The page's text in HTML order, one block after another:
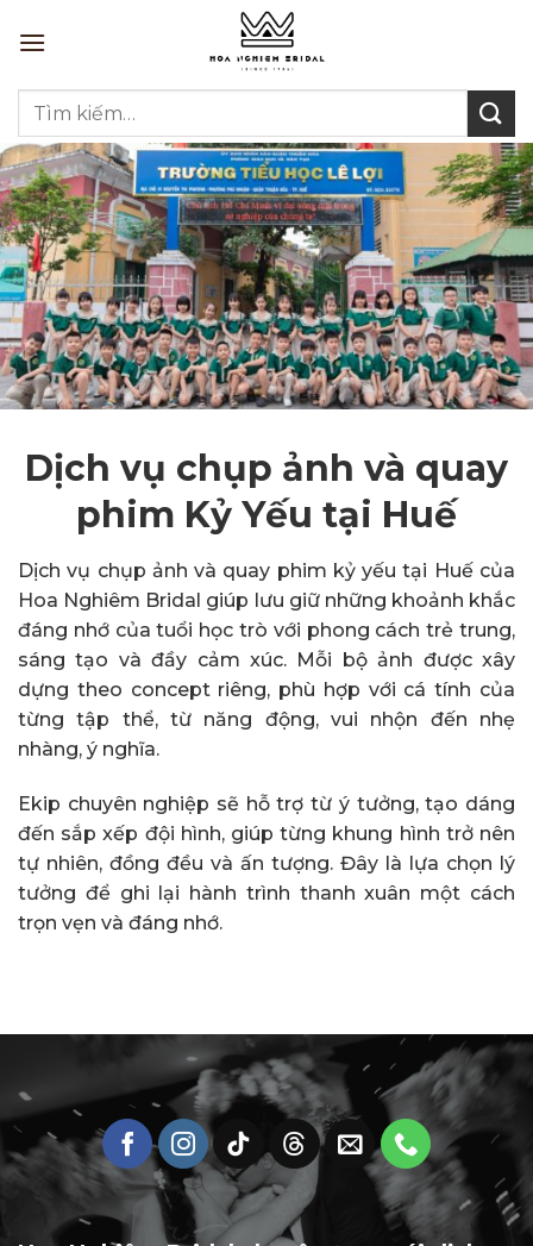
qua
dung
Tìm
Dịch vụ chụp ảnh và quay
phim Kỷ Yếu tại Huế
Dịch vụ chụp ảnh và quay phim kỷ yếu tại Huế của
Hoa Nghiêm Bridal giúp lưu giữ những khoảnh khắc
đáng nhớ của tuổi học trò với phong cách trẻ trung,
sáng tạo và đầy cảm xúc. Mỗi bộ ảnh được xây
dựng theo concept riêng, phù hợp với cá tính của
từng tập thể, từ năng động, vui nhộn đến nhẹ
nhàng, ý nghĩa.
Ekip chuyên nghiệp sẽ hỗ trợ từ ý tưởng, tạo dáng
đến sắp xếp đội hình, giúp từng khung hình trở nên
tự nhiên, đồng đều và ấn tượng. Đây là lựa chọn lý
tưởng để ghi lại hành trình thanh xuân một cách
trọn vẹn và đáng nhớ.